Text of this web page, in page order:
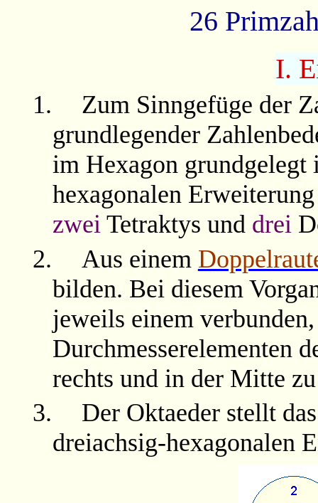
26
I.
1.
Zum Sinngefüge der
grundlegender
im Hexagon
hexagonalen
zwei Tetraktys und drei
2.
Aus einem
bilden. Bei diesem
jeweils einem
Durchmesserelementen
rechts und in der Mitte
3.
Der Oktaeder stellt
dreiachsig-hexagonalen